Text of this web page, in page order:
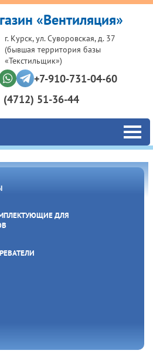
«Вентиляция»
г. Курск, ул. Суворовская, д. 37
(бывшая территория базы
«Текстильщик»)
+7-910-731-04-60
(4712) 51-36-44
ДЛЯ